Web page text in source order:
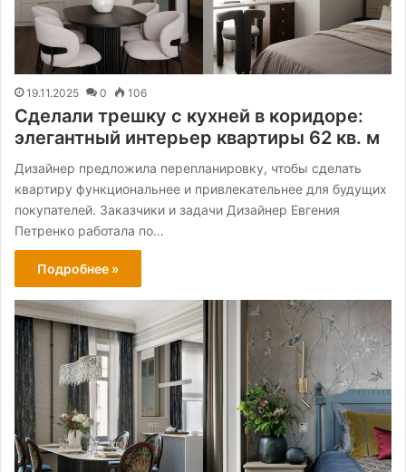
19.11.2025 0 106
Сделали трешку с кухней в коридоре:
элегантный интерьер квартиры 62 кв. м
Дизайнер предложила перепланировку, чтобы сделать
квартиру функциональнее и привлекательнее для будущих
покупателей. Заказчики и задачи Дизайнер Евгения
Петренко работала по…
Подробнее »